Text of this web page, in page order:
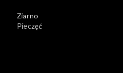
Ziarno
Pieczęć